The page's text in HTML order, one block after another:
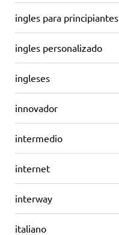
ingles para principiantes
ingles personalizado
ingleses
innovador
intermedio
internet
interway
italiano